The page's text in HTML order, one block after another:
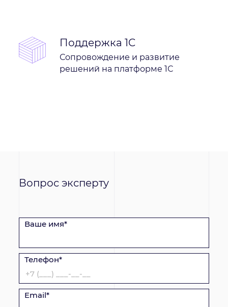
Поддержка 1C
Сопровождение и развитие
решений на платформе 1С
Вопрос эксперту
Ваше имя*
Телефон*
Email*